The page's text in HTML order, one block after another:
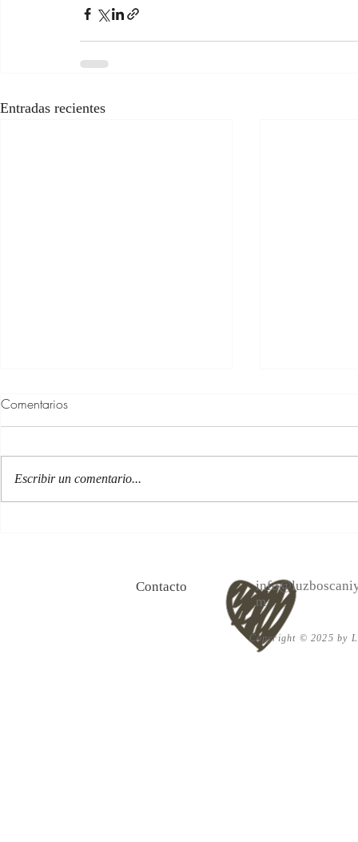
Entradas recientes
Comentarios
Escribir un comentario...
Contacto
m
Copyright © 2025 by